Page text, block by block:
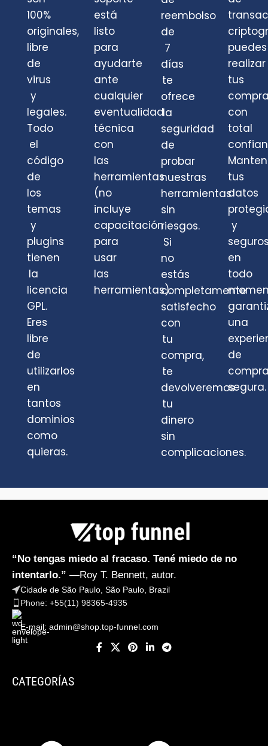
100%
originales,
libre
de
virus
y
legales.
Todo
el
código
de
los
temas
y
plugins
tienen
la
licencia
GPL.
Eres
libre
de
utilizarlos
en
tantos
dominios
como
quieras.
está
listo
para
ayudarte
ante
cualquier
eventualidad
técnica
con
las
herramientas
(no
incluye
capacitación
para
usar
las
herramientas).
reembolso
de
7
días
te
ofrece
la
seguridad
de
probar
nuestras
herramientas
sin
riesgos.
Si
no
estás
completamente
satisfecho
con
tu
compra,
te
devolveremos
tu
dinero
sin
complicaciones.
puedes
realizar
tus
con
total
tus
datos
y
en
todo
una
de
segura.
“No tengas miedo al fracaso. Tené miedo de no
intentarlo.” —Roy T. Bennett, autor.
Cidade de São Paulo, São Paulo, Brazil
Phone: +55(11) 98365-4935
E-mail: admin@shop.top-funnel.com
CATEGORÍAS